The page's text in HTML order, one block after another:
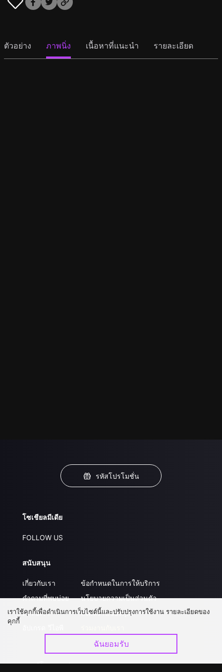
ตัวอย่าง ภาพนิ่ง เนื้อหาที่แนะนำ รายละเอียด
รหัสโปรโมชั่น
โซเชียลมีเดีย
FOLLOW US
สนับสนุน
เกี่ยวกับเรา
คำถามที่พบบ่อย
ติดต่อเรา
ข้อกำหนดในการให้บริการ
นโยบายความเป็นส่วนตัว
ส่งผลงานของคุณ
ดาวน์โหลดแอป
เราใช้คุกกี้เพื่อดำเนินการเว็บไซต์นี้และปรับปรุงการใช้งาน รายละเอียดของ
คุกกี้
ฉันยอมรับ